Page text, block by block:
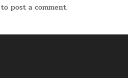
post a comment.